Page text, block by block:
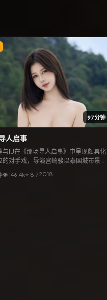
97分钟
人启事
与IU在《那场寻人启事》中呈现颇具化
的对手戏，导演宫崎骏以泰国城市景观
以科幻为主，2018年11月5日释出后常
👁146.4k⭐ 8.72018